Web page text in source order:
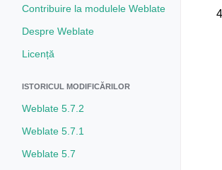
Contribuire la modulele Weblate
Despre Weblate
Licență
ISTORICUL MODIFICĂRILOR
Weblate 5.7.2
Weblate 5.7.1
Weblate 5.7